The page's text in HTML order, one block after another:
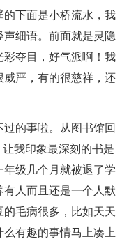
的下面是小桥流水，我
细语。前面就是灵隐
夺目，好气派啊！我
严，有的很慈祥，还
的事啦。从图书馆回
我印象最深刻的书是
年级几个月就被退了学
人而且还是一个人默
毛病很多，比如天天
有趣的事情马上凑上